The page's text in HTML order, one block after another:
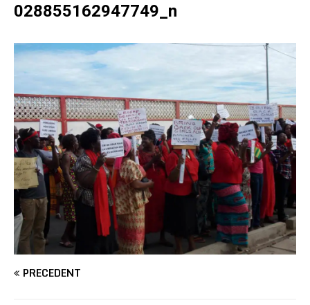
028855162947749_n
PRÉCÉDENT